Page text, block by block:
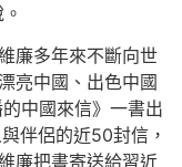
廉多年來不斷向世
亮中國、出色中國
中國來信》一書出
伴侶的近50封信，
廉把書寄送給習近